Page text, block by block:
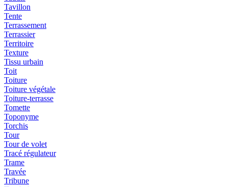
Tavillon
Tente
Terrassement
Terrassier
Territoire
Texture
Tissu urbain
Toit
Toiture
Toiture végétale
Toiture-terrasse
Tomette
Toponyme
Torchis
Tour
Tour de volet
Tracé régulateur
Trame
Travée
Tribune